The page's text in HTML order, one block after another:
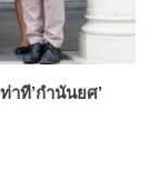
ที’กำนันยศ’